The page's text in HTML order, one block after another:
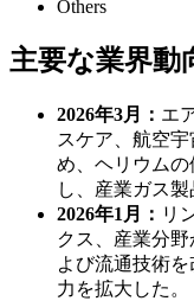
Others
主要な業界動
2026年3月： エ
スケア、航空
め、ヘリウム
し、産業ガス
2026年1月： リ
クス、産業分
よび流通技術
力を拡大した。